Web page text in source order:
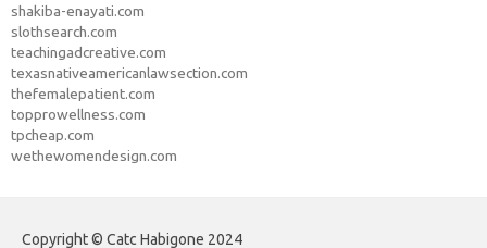
shakiba-enayati.com
slothsearch.com
teachingadcreative.com
texasnativeamericanlawsection.com
thefemalepatient.com
topprowellness.com
tpcheap.com
wethewomendesign.com
Copyright © Catc Habigone 2024